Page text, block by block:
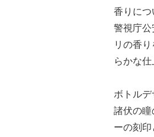
香りにつ
警視庁公
リの香
らかな仕
ボトルデ
諸伏の瞳
ーの刻印